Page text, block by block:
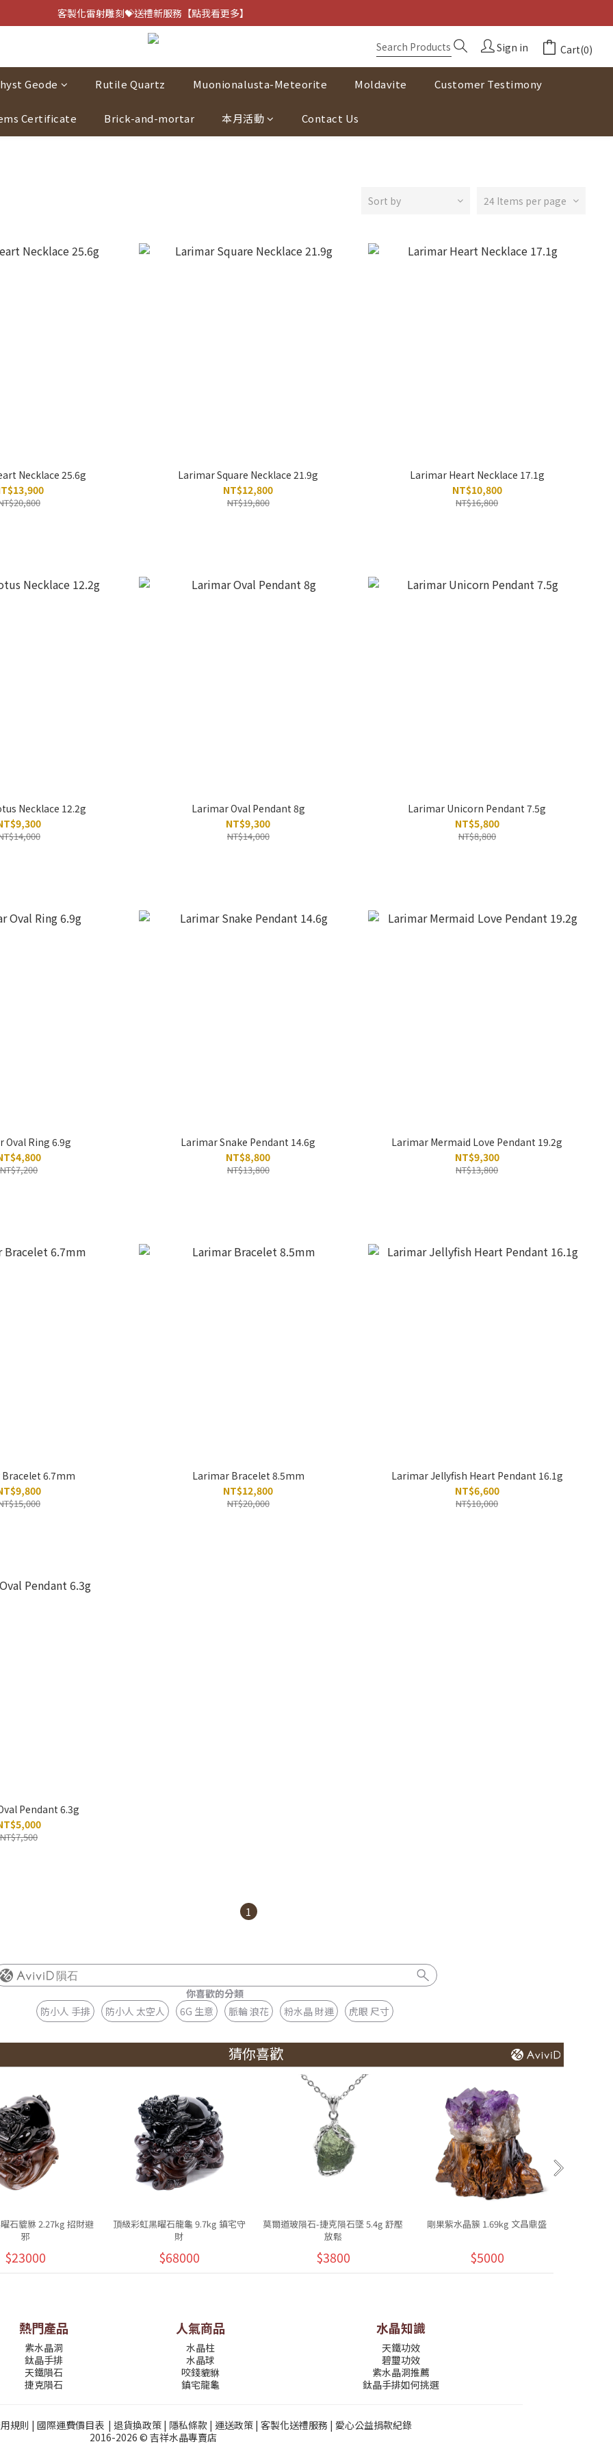
客製化雷射雕刻💝送禮新服務【點我看更多】
客製化雷射雕刻💝送禮新服務【點我看更多】
避邪防小人⚡指定黑曜石 任選兩件75折
客製化雷射雕刻💝送禮新服務【點我看更多】
Sign in Cart(0)
Geode Rutile Quartz Muonionalusta-Meteorite Moldavite Customer Testimony
Certificate Brick-and-mortar 本月活動 Contact Us
Sort by 24 Items per page
Necklace 25.6g
Larimar Square Necklace 21.9g
NT$12,800
NT$19,800
Larimar Heart Necklace 17.1g
NT$10,800
NT$16,800
Necklace 12.2g
Larimar Oval Pendant 8g
NT$9,300
NT$14,000
Larimar Unicorn Pendant 7.5g
NT$5,800
NT$8,800
Oval Ring 6.9g
NT$7,200
Larimar Snake Pendant 14.6g
NT$8,800
NT$13,800
Larimar Mermaid Love Pendant 19.2g
NT$9,300
NT$13,800
6.7mm
Larimar Bracelet 8.5mm
NT$12,800
NT$20,000
Larimar Jellyfish Heart Pendant 16.1g
NT$6,600
NT$10,000
Pendant 6.3g
NT$7,500
1
隕石
你喜歡的分類
防小人 手排
防小人 太空人 6G 生意 脈輪 浪花 粉水晶 財運 虎眼 尺寸
猜你喜歡
石貔貅 2.27kg 招財避
邪
$23000
頂級彩虹黑曜石龍龜 9.7kg 鎮宅守
財
$68000
莫爾道玻隕石-捷克隕石墜 5.4g 舒壓
放鬆
$3800
剛果紫水晶簇 1.69kg 文昌鼎盛
$5000
熱門產品
紫水晶洞
鈦晶手排
天鐵隕石
捷克隕石
人氣商品
水晶柱
水晶球
咬錢貔貅
鎮宅龍龜
水晶知識
天鐵功效
碧璽功效
紫水晶洞推薦
鈦晶手排如何挑選
規則 | 國際運費價目表| 退貨換政策| 隱私條款| 運送政策| 客製化送禮服務 | 愛心公益捐款紀錄
2016-2026 © 吉祥水晶專賣店